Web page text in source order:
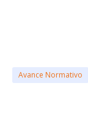
Avance Normativo